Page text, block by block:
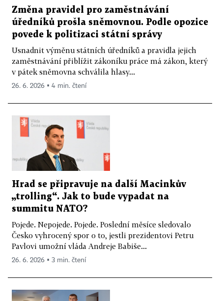
Změna pravidel pro zaměstnávání
úředníků prošla sněmovnou. Podle opozice
povede k politizaci státní správy
Usnadnit výměnu státních úředníků a pravidla jejich
zaměstnávání přiblížit zákoníku práce má zákon, který
v pátek sněmovna schválila hlasy...
26. 6. 2026 ▪ 4 min. čtení
Hrad se připravuje na další Macinkův
„trolling“. Jak to bude vypadat na
summitu NATO?
Pojede. Nepojede. Pojede. Poslední měsíce sledovalo
Česko vyhrocený spor o to, jestli prezidentovi Petru
Pavlovi umožní vláda Andreje Babiše...
26. 6. 2026 ▪ 3 min. čtení